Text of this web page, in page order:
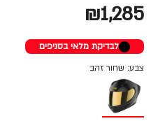
₪1,285
לבדיקת מלאי בסניפים
צבע: שחור זהב